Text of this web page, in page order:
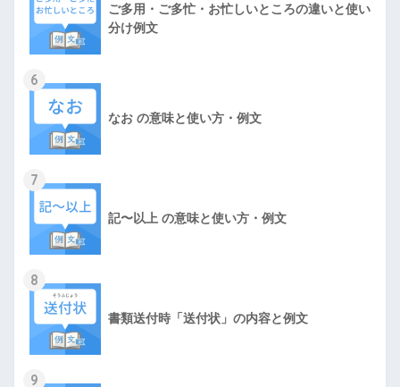
ご多用・ご多忙・お忙しいところの違いと使い
分け例文
6
なお の意味と使い方・例文
7
記〜以上 の意味と使い方・例文
8
書類送付時「送付状」の内容と例文
9